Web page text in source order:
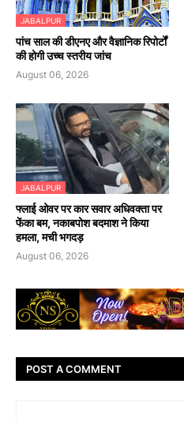
JABALPUR
पांच साल की डीएनए और वैज्ञानिक रिपोर्टों
की होगी उच्च स्तरीय जांच
August 06, 2026
JABALPUR
फ्लाई ओवर पर कार सवार अधिवक्ता पर
फेंका बम, नकाबपोश बदमाश ने किया
हमला, मची भगदड़
August 06, 2026
POST A COMMENT